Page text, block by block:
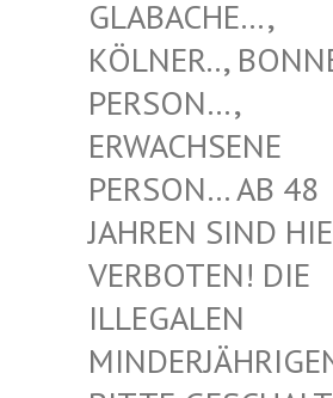
E…, KÖLNER.
., BONNE…,
, ERWACHS
ENE PERSON…
AB 48 JAHREN
SIND HIER
N! DIE ILLEGAL
EN MINDERJ
ÄHRIGEN…